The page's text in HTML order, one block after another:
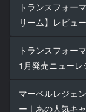
トランスフォー
リーム】レビュー
トランスフォー
1月発売ニューレ
マーベルレジェ
ー｜あの人気キ